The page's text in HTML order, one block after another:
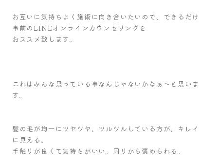
お互いに気持ちよく施術に向き合いたいので、できるだけ
事前のLINEオンラインカウンセリングを
おススメ致します。
これはみんな思っている事なんじゃないかなぁ～と思いま
す。
髪の毛が均一にツヤツヤ、ツルツルしている方が、キレイ
に見える。
手触りが良くて気持ちがいい。周りから褒められる。